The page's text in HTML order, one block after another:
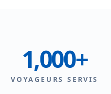
1,000+
VOYAGEURS SERVIS